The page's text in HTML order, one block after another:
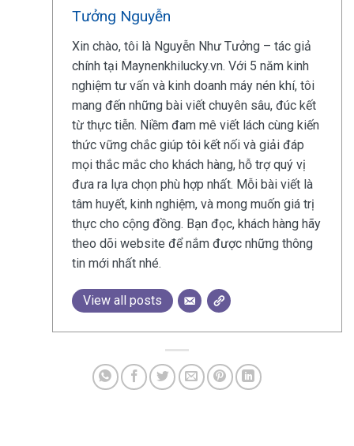
Tưởng Nguyễn
Xin chào, tôi là Nguyễn Như Tưởng – tác giả
chính tại Maynenkhilucky.vn. Với 5 năm kinh
nghiệm tư vấn và kinh doanh máy nén khí, tôi
mang đến những bài viết chuyên sâu, đúc kết
từ thực tiễn. Niềm đam mê viết lách cùng kiến
thức vững chắc giúp tôi kết nối và giải đáp
mọi thắc mắc cho khách hàng, hỗ trợ quý vị
đưa ra lựa chọn phù hợp nhất. Mỗi bài viết là
tâm huyết, kinh nghiệm, và mong muốn giá trị
thực cho cộng đồng. Bạn đọc, khách hàng hãy
theo dõi website để nắm được những thông
tin mới nhất nhé.
View all posts